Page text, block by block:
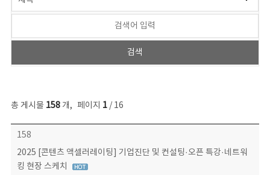
총 게시물 158개, 페이지 1/ 16
콘텐츠이슈 목록 - 번호, 제목, 작성자, 파일, 조회수, 작성일 정보 제공
158
2025 [콘텐츠 액셀러레이팅] 기업진단 및 컨설팅·오픈 특강·네트워
킹 현장 스케치